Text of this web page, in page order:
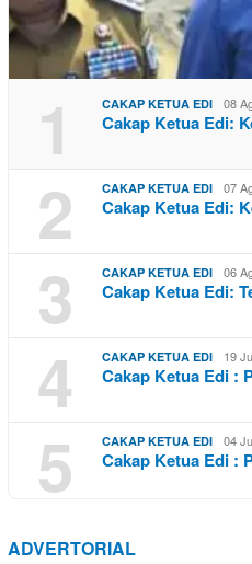
1 CAKAP KETUA EDI 08
Cakap Ketua Edi:
2 CAKAP KETUA EDI 07
Cakap Ketua Edi:
3 CAKAP KETUA EDI 06
Cakap Ketua Edi:
4 CAKAP KETUA EDI 19
Cakap Ketua Edi :
5 CAKAP KETUA EDI 04
Cakap Ketua Edi :
ADVERTORIAL